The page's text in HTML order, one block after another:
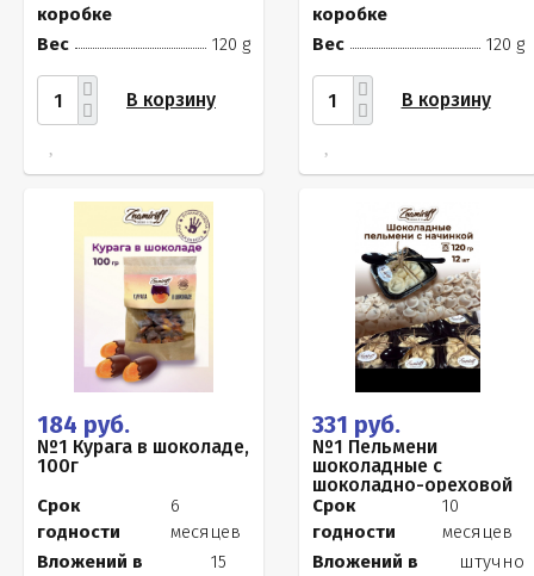
коробке
Вес 120 g
В корзину
коробке
Вес 120 g
В корзину
184 руб.
№1 Курага в шоколаде,
100г
Срок
годности
6
месяцев
Вложений в
15
331 руб.
№1 Пельмени
шоколадные с
шоколадно-ореховой
начинкой, 120г
Срок
годности
10
месяцев
Вложений в
штучно